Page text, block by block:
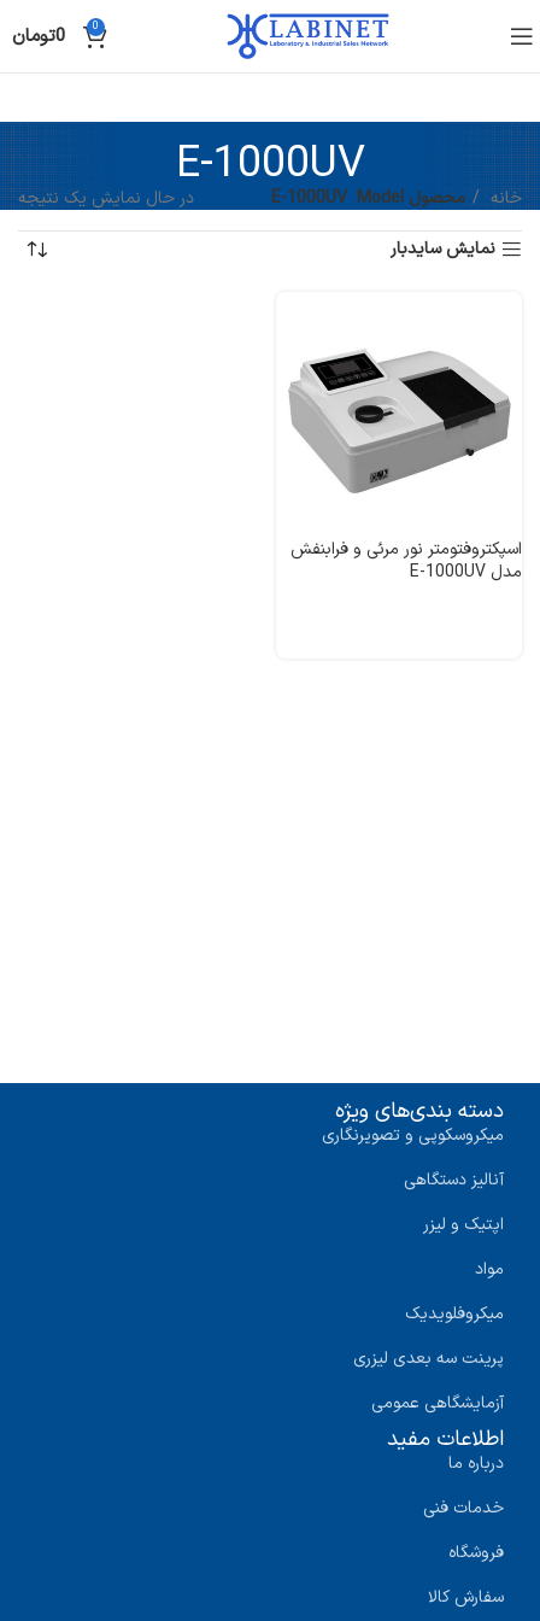
0
0تومان
E-1000UV
خانه محصول Model E-1000UV
در حال نمایش یک نتیجه
نمایش سایدبار
اسپکتروفتومتر نور مرئی و فرابنفش
مدل E-1000UV
دسته بندی‌های ویژه
میکروسکوپی و تصویرنگاری
آنالیز دستگاهی
اپتیک و لیزر
مواد
میکروفلویدیک
پرینت سه‌ بعدی لیزری
آزمایشگاهی عمومی
اطلاعات مفید
درباره ما
خدمات فنی
فروشگاه
سفارش کالا